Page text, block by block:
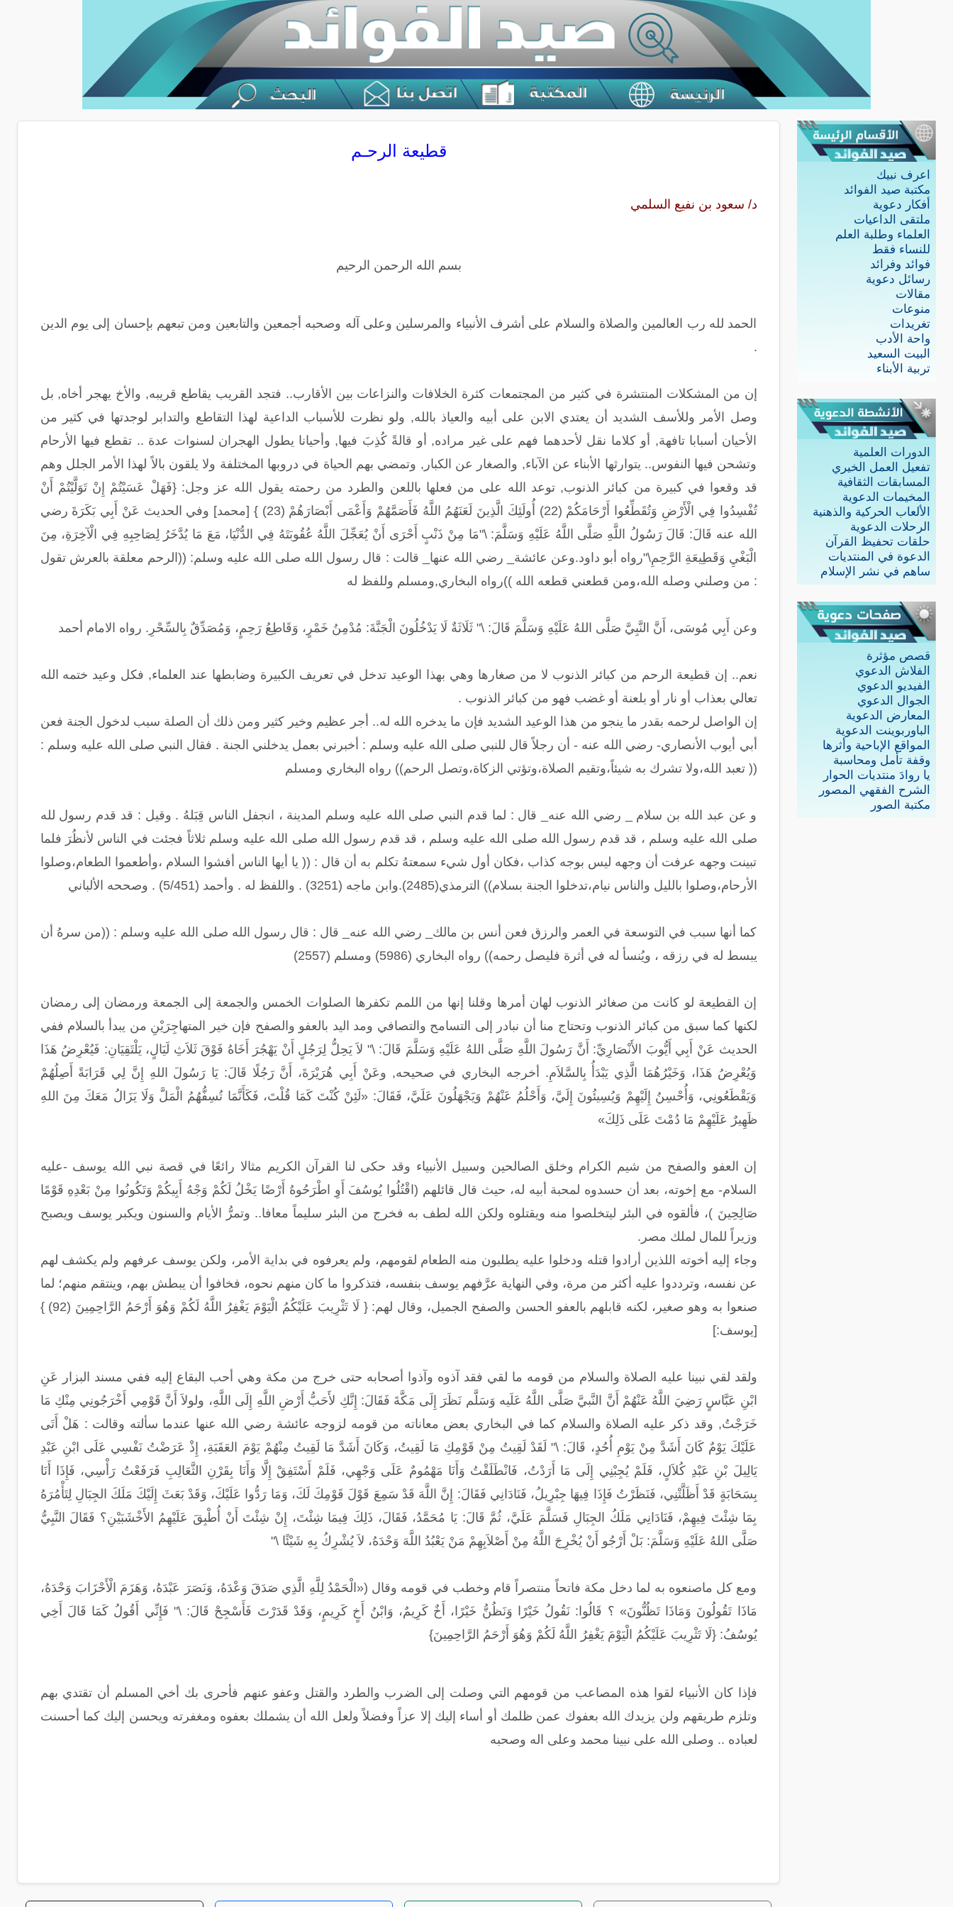
اعرف نبيك
مكتبة صيد الفوائد
أفكار دعوية
ملتقى الداعيات
العلماء وطلبة العلم
للنساء فقط
فوائد وفرائد
رسائل دعوية
مقالات
منوعات
تغريدات
واحة الأدب
البيت السعيد
تربية الأبناء
الدورات العلمية
تفعيل العمل الخيري
المسابقات الثقافية
المخيمات الدعوية
الألعاب الحركية والذهنية
الرحلات الدعوية
حلقات تحفيظ القرآن
الدعوة في المنتديات
ساهم في نشر الإسلام
قصص مؤثرة
الفلاش الدعوي
الفيديو الدعوي
الجوال الدعوي
المعارض الدعوية
الباوربوينت الدعوية
المواقع الإباحية وأثرها
وقفة تأمل ومحاسبة
يا روادَ منتديات الحوار
الشرح الفقهي المصور
مكتبة الصور
قطيعة الرحـم
د/ سعود بن نفيع السلمي
بسم الله الرحمن الرحيم
الحمد لله رب العالمين والصلاة والسلام على أشرف الأنبياء والمرسلين وعلى آله وصحبه أجمعين والتابعين ومن تبعهم بإحسان إلى يوم الدين
.
إن من المشكلات المنتشرة في كثير من المجتمعات كثرة الخلافات والنزاعات بين الأقارب.. فتجد القريب يقاطع قريبه, والأخ يهجر أخاه, بل
وصل الأمر وللأسف الشديد أن يعتدي الابن على أبيه والعياذ بالله, ولو نظرت للأسباب الداعية لهذا التقاطع والتدابر لوجدتها في كثير من
الأحيان أسبابا تافهة, أو كلاما نقل لأحدهما فهم على غير مراده, أو قالةً كُذِبَ فيها, وأحيانا يطول الهجران لسنوات عدة .. تقطع فيها الأرحام
وتشحن فيها النفوس.. يتوارثها الأبناء عن الآباء, والصغار عن الكبار, وتمضي بهم الحياة في دروبها المختلفة ولا يلقون بالاً لهذا الأمر الجلل وهم
قد وقعوا في كبيرة من كبائر الذنوب, توعد الله على من فعلها باللعن والطرد من رحمته يقول الله عز وجل: {فَهَلْ عَسَيْتُمْ إِنْ تَوَلَّيْتُمْ أَنْ
تُفْسِدُوا فِي الْأَرْضِ وَتُقَطِّعُوا أَرْحَامَكُمْ (22) أُولَئِكَ الَّذِينَ لَعَنَهُمُ اللَّهُ فَأَصَمَّهُمْ وَأَعْمَى أَبْصَارَهُمْ (23) } [محمد] وفي الحديث عَنْ أَبِي بَكَرَةَ رضي
الله عنه قَالَ: قَالَ رَسُولُ اللَّهِ صَلَّى اللَّهُ عَلَيْهِ وَسَلَّمَ: \"مَا مِنْ ذَنْبٍ أَحْرَى أَنْ يُعَجِّلَ اللَّهُ عُقُوبَتَهُ فِي الدُّنْيَا، مَعَ مَا يُدَّخَرُ لِصَاحِبِهِ فِي الْآخِرَةِ، مِنَ
الْبَغْيِ وَقَطِيعَةِ الرَّحِمِ\"رواه أبو داود.وعن عائشة_ رضي الله عنها_ قالت : قال رسول الله صلى الله عليه وسلم: ((الرحم معلقة بالعرش تقول
: من وصلني وصله الله،ومن قطعني قطعه الله ))رواه البخاري,ومسلم وللفظ له
وعن أَبِي مُوسَى، أَنَّ النَّبِيَّ صَلَّى اللهُ عَلَيْهِ وَسَلَّمَ قَالَ: \" ثَلَاثَةٌ لَا يَدْخُلُونَ الْجَنَّةَ: مُدْمِنُ خَمْرٍ، وَقَاطِعُ رَحِمٍ، وَمُصَدِّقٌ بِالسِّحْرِ. رواه الامام أحمد
نعم.. إن قطيعة الرحم من كبائر الذنوب لا من صغارها وهي بهذا الوعيد تدخل في تعريف الكبيرة وضابطها عند العلماء, فكل وعيد ختمه الله
تعالي بعذاب أو نار أو بلعنة أو غضب فهو من كبائر الذنوب .
إن الواصل لرحمه بقدر ما ينجو من هذا الوعيد الشديد فإن ما يدخره الله له.. أجر عظيم وخير كثير ومن ذلك أن الصلة سبب لدخول الجنة فعن
أبي أيوب الأنصاري- رضي الله عنه - أن رجلاً قال للنبي صلى الله عليه وسلم : أخبرني بعمل يدخلني الجنة . فقال النبي صلى الله عليه وسلم :
(( تعبد الله،ولا تشرك به شيئاً،وتقيم الصلاة،وتؤتي الزكاة،وتصل الرحم)) رواه البخاري ومسلم
و عن عبد الله بن سلام _ رضي الله عنه_ قال : لما قدم النبي صلى الله عليه وسلم المدينة ، انجفل الناس قِبَلهُ . وقيل : قد قدم رسول لله
صلى الله عليه وسلم ، قد قدم رسول الله صلى الله عليه وسلم ، قد قدم رسول الله صلى الله عليه وسلم ثلاثاً فجئت في الناس لأنظُرَ فلما
تبينت وجهه عرفت أن وجهه ليس بوجه كذاب ،فكان أول شيء سمعتهُ تكلم به أن قال : (( يا أيها الناس أفشوا السلام ،وأطعموا الطعام،وصلوا
الأرحام،وصلوا بالليل والناس نيام،تدخلوا الجنة بسلام)) الترمذي(2485).وابن ماجه (3251) . واللفظ له . وأحمد (5/451) . وصححه الألباني
كما أنها سبب في التوسعة في العمر والرزق فعن أنس بن مالك_ رضي الله عنه_ قال : قال رسول الله صلى الله عليه وسلم : ((من سرهُ أن
يبسط له في رزقه ، ويُنسأ له في أثرة فليصل رحمه)) رواه البخاري (5986) ومسلم (2557)
إن القطيعة لو كانت من صغائر الذنوب لهان أمرها وقلنا إنها من اللمم تكفرها الصلوات الخمس والجمعة إلى الجمعة ورمضان إلى رمضان
لكنها كما سبق من كبائر الذنوب وتحتاج منا أن نبادر إلى التسامح والتصافي ومد اليد بالعفو والصفح فإن خير المتهاجِرَيْنِ من يبدأ بالسلام ففي
الحديث عَنْ أَبِي أَيُّوبَ الأَنْصَارِيِّ: أَنَّ رَسُولَ اللَّهِ صَلَّى اللهُ عَلَيْهِ وَسَلَّمَ قَالَ: \" لاَ يَحِلُّ لِرَجُلٍ أَنْ يَهْجُرَ أَخَاهُ فَوْقَ ثَلاَثِ لَيَالٍ، يَلْتَقِيَانِ: فَيُعْرِضُ هَذَا
وَيُعْرِضُ هَذَا، وَخَيْرُهُمَا الَّذِي يَبْدَأُ بِالسَّلاَمِ. أخرجه البخاري في صحيحه, وعَنْ أَبِي هُرَيْرَةَ، أَنَّ رَجُلًا قَالَ: يَا رَسُولَ اللهِ إِنَّ لِي قَرَابَةً أَصِلُهُمْ
وَيَقْطَعُونِي، وَأُحْسِنُ إِلَيْهِمْ وَيُسِيئُونَ إِلَيَّ، وَأَحْلُمُ عَنْهُمْ وَيَجْهَلُونَ عَلَيَّ، فَقَالَ: «لَئِنْ كُنْتَ كَمَا قُلْتَ، فَكَأَنَّمَا تُسِفُّهُمُ الْمَلَّ وَلَا يَزَالُ مَعَكَ مِنَ اللهِ
ظَهِيرٌ عَلَيْهِمْ مَا دُمْتَ عَلَى ذَلِكَ»
إن العفو والصفح من شيم الكرام وخلق الصالحين وسبيل الأنبياء وقد حكى لنا القرآن الكريم مثالا رائعًا في قصة نبي الله يوسف -عليه
السلام- مع إخوته، بعد أن حسدوه لمحبة أبيه له، حيث قال قائلهم (اقْتُلُوا يُوسُفَ أَوِ اطْرَحُوهُ أَرْضًا يَخْلُ لَكُمْ وَجْهُ أَبِيكُمْ وَتَكُونُوا مِنْ بَعْدِهِ قَوْمًا
صَالِحِينَ )، فألقوه في البئر ليتخلصوا منه ويقتلوه ولكن الله لطف به فخرج من البئر سليماً معافا.. وتمرُّ الأيام والسنون ويكبر يوسف ويصبح
وزيراً للمال لملك مصر.
وجاء إليه أخوته اللذين أرادوا قتله ودخلوا عليه يطلبون منه الطعام لقومهم، ولم يعرفوه في بداية الأمر، ولكن يوسف عرفهم ولم يكشف لهم
عن نفسه، وترددوا عليه أكثر من مرة، وفي النهاية عرَّفهم يوسف بنفسه، فتذكروا ما كان منهم نحوه، فخافوا أن يبطش بهم، وينتقم منهم؛ لما
صنعوا به وهو صغير، لكنه قابلهم بالعفو الحسن والصفح الجميل، وقال لهم: { لَا تَثْرِيبَ عَلَيْكُمُ الْيَوْمَ يَغْفِرُ اللَّهُ لَكُمْ وَهُوَ أَرْحَمُ الرَّاحِمِينَ (92) }
[يوسف:]
ولقد لقي نبينا عليه الصلاة والسلام من قومه ما لقي فقد آذوه وآذوا أصحابه حتى خرج من مكة وهي أحب البقاع إليه ففي مسند البزار عَنِ
ابْنِ عَبَّاسٍ رَضِيَ اللَّهُ عَنْهُمْ أَنَّ النَّبيَّ صَلَّى اللَّهُ عَلَيه وَسَلَّم نَظَرَ إِلَى مَكَّةَ فَقَالَ: إِنَّكِ لأَحَبُّ أَرْضِ اللَّهِ إِلَى اللَّهِ، ولولاَ أَنَّ قَوْمِي أَخْرَجُونِي مِنْكِ مَا
خَرَجْتُ, وقد ذكر عليه الصلاة والسلام كما في البخاري بعض معاناته من قومه لزوجه عائشة رضي الله عنها عندما سألته وقالت : هَلْ أَتَى
عَلَيْكَ يَوْمٌ كَانَ أَشَدَّ مِنْ يَوْمِ أُحُدٍ، قَالَ: \" لَقَدْ لَقِيتُ مِنْ قَوْمِكِ مَا لَقِيتُ، وَكَانَ أَشَدَّ مَا لَقِيتُ مِنْهُمْ يَوْمَ العَقَبَةِ، إِذْ عَرَضْتُ نَفْسِي عَلَى ابْنِ عَبْدِ
يَالِيلَ بْنِ عَبْدِ كُلاَلٍ، فَلَمْ يُجِبْنِي إِلَى مَا أَرَدْتُ، فَانْطَلَقْتُ وَأَنَا مَهْمُومٌ عَلَى وَجْهِي، فَلَمْ أَسْتَفِقْ إِلَّا وَأَنَا بِقَرْنِ الثَّعَالِبِ فَرَفَعْتُ رَأْسِي، فَإِذَا أَنَا
بِسَحَابَةٍ قَدْ أَظَلَّتْنِي، فَنَظَرْتُ فَإِذَا فِيهَا جِبْرِيلُ، فَنَادَانِي فَقَالَ: إِنَّ اللَّهَ قَدْ سَمِعَ قَوْلَ قَوْمِكَ لَكَ، وَمَا رَدُّوا عَلَيْكَ، وَقَدْ بَعَثَ إِلَيْكَ مَلَكَ الجِبَالِ لِتَأْمُرَهُ
بِمَا شِئْتَ فِيهِمْ، فَنَادَانِي مَلَكُ الجِبَالِ فَسَلَّمَ عَلَيَّ، ثُمَّ قَالَ: يَا مُحَمَّدُ، فَقَالَ، ذَلِكَ فِيمَا شِئْتَ، إِنْ شِئْتَ أَنْ أُطْبِقَ عَلَيْهِمُ الأَخْشَبَيْنِ؟ فَقَالَ النَّبِيُّ
صَلَّى اللهُ عَلَيْهِ وَسَلَّمَ: بَلْ أَرْجُو أَنْ يُخْرِجَ اللَّهُ مِنْ أَصْلاَبِهِمْ مَنْ يَعْبُدُ اللَّهَ وَحْدَهُ، لاَ يُشْرِكُ بِهِ شَيْئًا \"
ومع كل ماصنعوه به لما دخل مكة فاتحاً منتصراً قام وخطب في قومه وقال («الْحَمْدُ لِلَّهِ الَّذِي صَدَقَ وَعْدَهُ، وَنَصَرَ عَبْدَهُ، وَهَزَمَ الْأَحْزَابَ وَحْدَهُ،
مَاذَا تَقُولُونَ وَمَاذَا تَظُنُّونَ» ؟ قَالُوا: نَقُولُ خَيْرًا وَنَظُنُّ خَيْرًا، أَخٌ كَرِيمٌ، وَابْنُ أَخٍ كَرِيمٍ، وَقَدْ قَدَرْتَ فَأَسْجِحْ قَالَ: \" فَإِنِّي أَقُولُ كَمَا قَالَ أَخِي
يُوسُفُ: {لَا تَثْرِيبَ عَلَيْكُمُ الْيَوْمَ يَغْفِرُ اللَّهُ لَكُمْ وَهُوَ أَرْحَمُ الرَّاحِمِينَ}
فإذا كان الأنبياء لقوا هذه المصاعب من قومهم التي وصلت إلى الضرب والطرد والقتل وعفو عنهم فأحرى بك أخي المسلم أن تقتدي بهم
وتلزم طريقهم ولن يزيدك الله بعفوك عمن ظلمك أو أساء إليك إلا عزاً وفضلاً ولعل الله أن يشملك بعفوه ومغفرته ويحسن إليك كما أحسنت
لعباده .. وصلى الله على نبينا محمد وعلى اله وصحبه